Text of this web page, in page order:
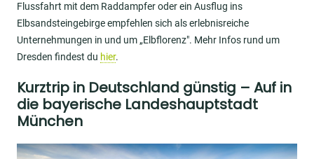
Flussfahrt mit dem Raddampfer oder ein Ausflug ins
Elbsandsteingebirge empfehlen sich als erlebnisreiche
Unternehmungen in und um „Elbflorenz". Mehr Infos rund um
Dresden findest du hier.
Kurztrip in Deutschland günstig – Auf in
die bayerische Landeshauptstadt
München
Image